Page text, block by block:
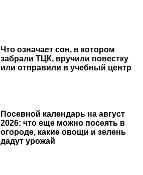
Что означает сон, в котором
забрали ТЦК, вручили повестку
или отправили в учебный центр
Посевной календарь на август
2026: что еще можно посеять в
огороде, какие овощи и зелень
дадут урожай